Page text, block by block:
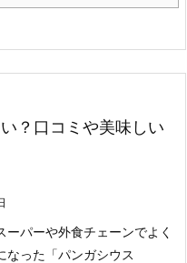
？口コミや美味しい
ーパーや外食チェーンでよく
なった「パンガシウス